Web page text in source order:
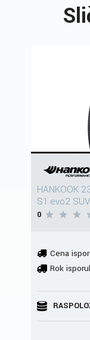
HANKOOK
S1 evo2
0
Cena
Rok